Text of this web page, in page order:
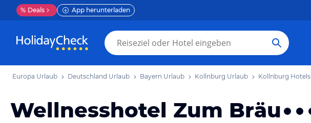
% Deals App herunterladen
Europa Urlaub Deutschland Urlaub Bayern Urlaub Kollnburg Urlaub Kollnburg Hotels
Wellnesshotel Zum Bräu